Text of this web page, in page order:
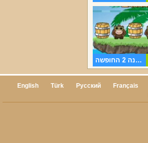
ג ' ונגל סכנה 2 החופשה.
English Türk Русский Français